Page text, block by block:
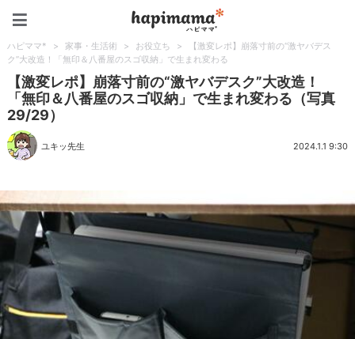
ハピママ* > 家事・生活術 > お役立ち >
【激変レポ】崩落寸前の“激ヤバデス
ク”大改造！「無印＆八番屋のスゴ収納」で生まれ変わる
【激変レポ】崩落寸前の“激ヤバデスク”大改造！
「無印＆八番屋のスゴ収納」で生まれ変わる（写真
29/29）
ユキッ先生 2024.1.1 9:30